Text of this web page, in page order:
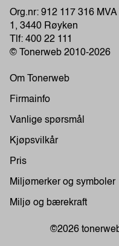
Org.nr: 912 117 316
1, 3440 Røyken
Tlf: 400 22 111
© Tonerweb 2010-2026
Om Tonerweb
Firmainfo
Vanlige spørsmål
Kjøpsvilkår
Pris
Miljømerker og symboler
Miljø og bærekraft
©2026